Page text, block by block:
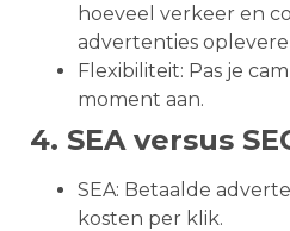
hoeveel verkeer en
advertenties
Flexibiliteit: Pas je
moment aan.
4. SEA versus
SEA: Betaalde
kosten per klik.